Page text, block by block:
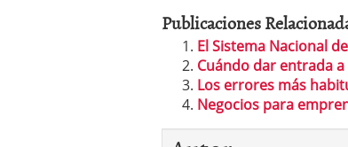
Publicaciones
El Sistema Nacional
Cuándo dar entrada
Los errores más
Negocios para